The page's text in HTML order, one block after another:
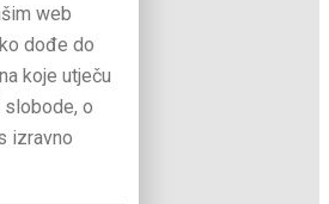
web
dođe do
koje utječu
slobode, o
izravno